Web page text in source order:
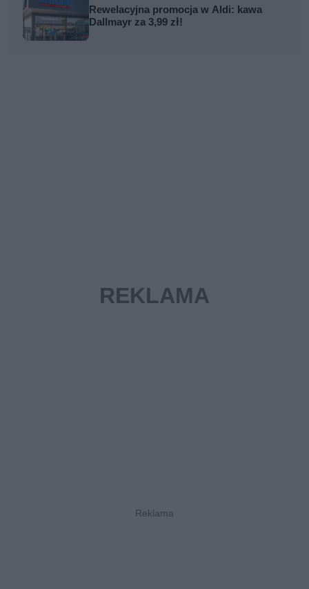
Rewelacyjna promocja w Aldi: kawa
Dallmayr za 3,99 zł!